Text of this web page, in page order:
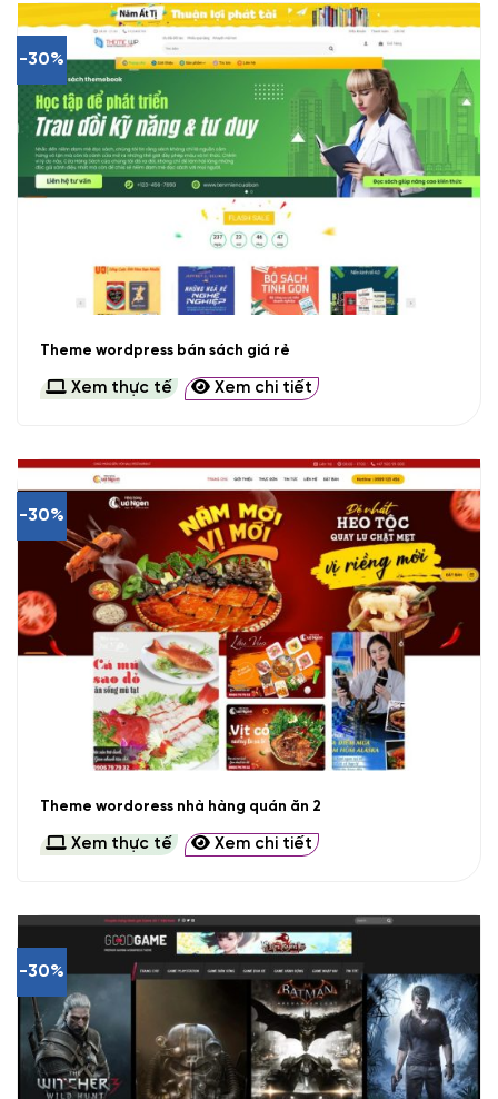
-30%
Theme wordpress bán sách giá rẻ
Xem thực tế Xem chi tiết
-30%
Theme wordoress nhà hàng quán ăn 2
Xem thực tế Xem chi tiết
-30%